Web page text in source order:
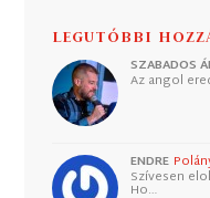
LEGUTÓBBI
SZABADOS
Az angol
ENDRE
Szívesen
Ho…